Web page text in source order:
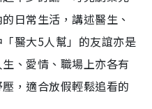
的日常生活，講述醫生、
醫大5人幫 」 的友誼亦是
、愛情、職場上亦各有
壓 ， 適合放假輕鬆追看的